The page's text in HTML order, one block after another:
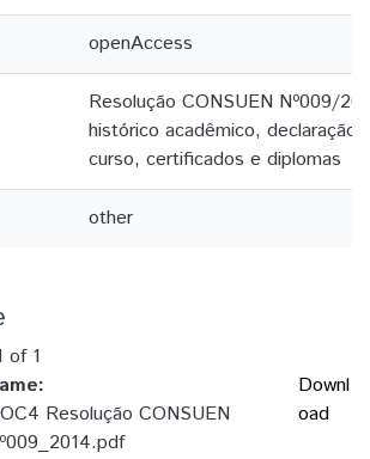
openAccess
Resolução CONSUEN Nº009/
histórico acadêmico, declaração
curso, certificados e diplomas
other
of 1
Resolução CONSUEN
Downl
oad